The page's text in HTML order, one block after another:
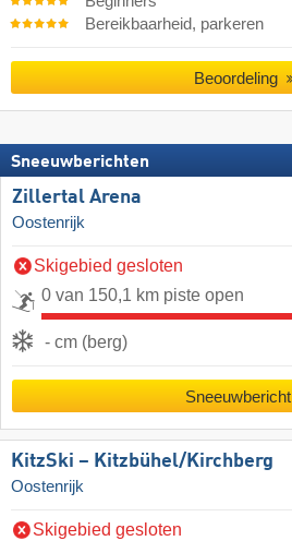
Bereikbaarheid, parkeren
Beoordeling
Sneeuwberichten
Zillertal Arena
Oostenrijk
Skigebied gesloten
0 van 150,1 km piste open
- cm (berg)
Sneeuwbericht
KitzSki – Kitzbühel/​Kirchberg
Oostenrijk
Skigebied gesloten